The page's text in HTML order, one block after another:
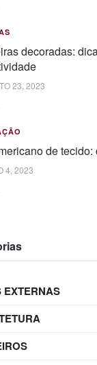
decoradas:
23, 2023
de
4, 2023
EXTERNAS